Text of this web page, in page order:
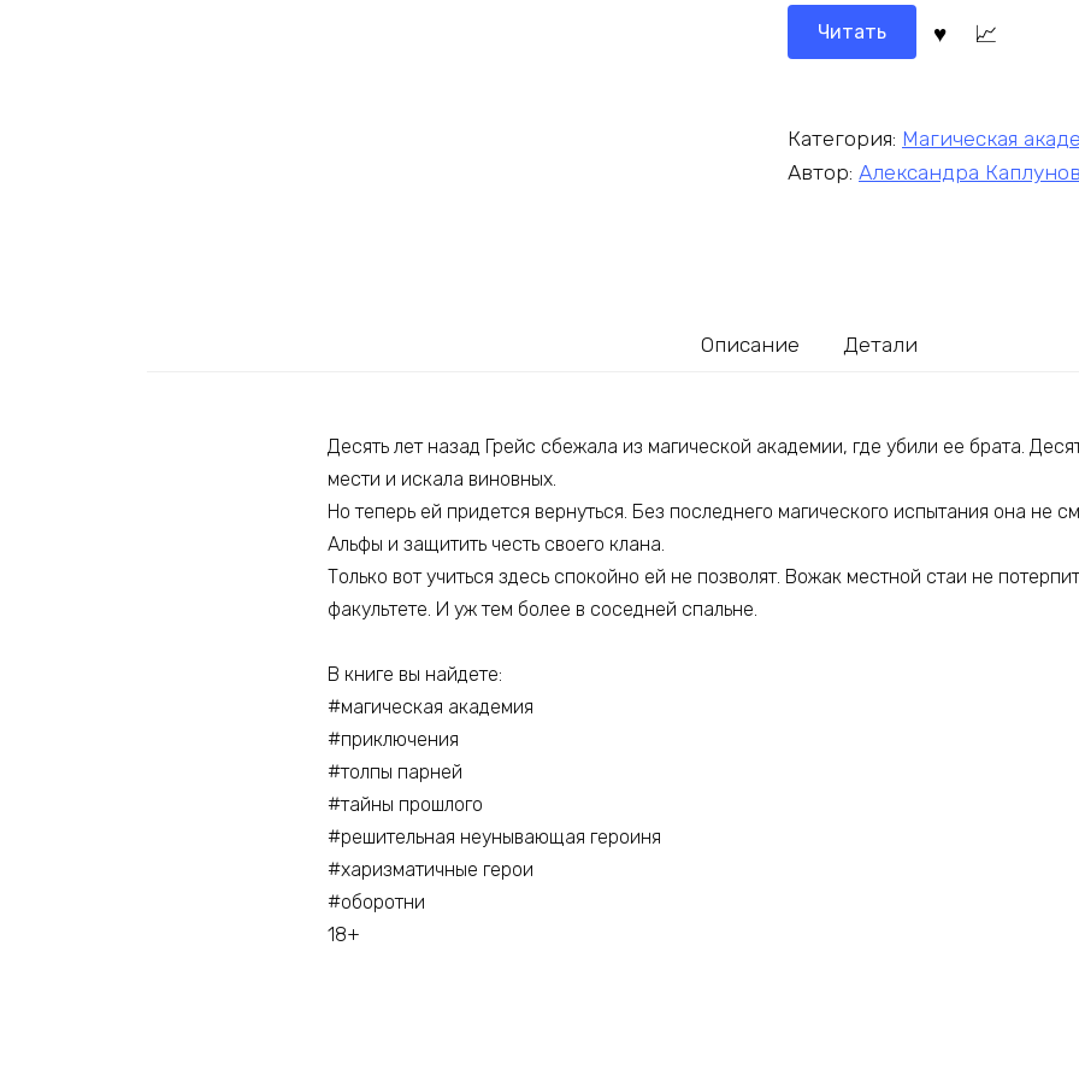
Читать
Категория: Магическая
Автор: Александра
Описание Детали
Десять лет назад Грейс сбежала из магической академии, где убили ее брата.
мести и искала виновных.
Но теперь ей придется вернуться. Без последнего магического испытания она не
Альфы и защитить честь своего клана.
Только вот учиться здесь спокойно ей не позволят. Вожак местной стаи не
факультете. И уж тем более в соседней спальне.
В книге вы найдете:
#магическая академия
#приключения
#толпы парней
#тайны прошлого
#решительная неунывающая героиня
#харизматичные герои
#оборотни
18+